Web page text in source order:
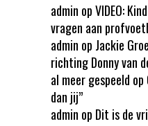
admin opVIDEO:
vragen aan
admin op Jackie
richting Donny van
al meer gespeeld
dan jij”
admin op Dit is de